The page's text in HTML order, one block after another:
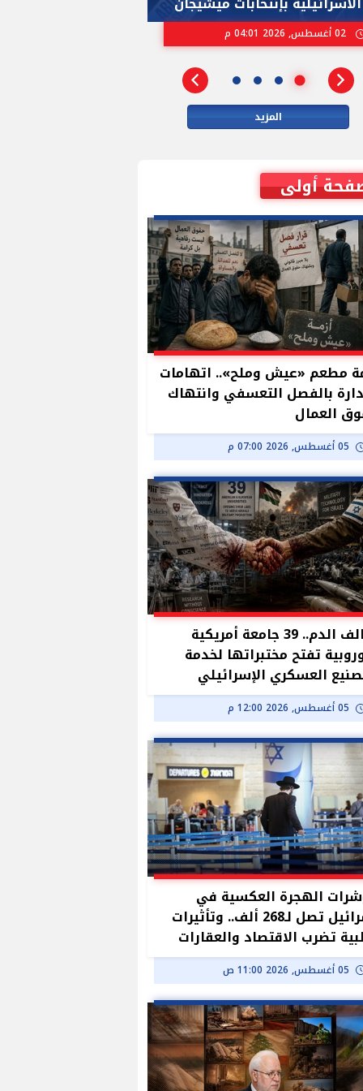
المزيد
أولى
مطعم «عيش وملح».. اتهامات
بالفصل التعسفي وانتهاك
العمال
05 أغسطس, 2026 07:00 م
تحالف الدم.. 39 جامعة أمريكية
تفتح مختبراتها لخدمة
العسكري الإسرائيلي
05 أغسطس, 2026 12:00 م
الهجرة العكسية في
إسرائيل تصل لـ268 ألف.. وتأثيرات
تضرب الاقتصاد والعقارات
05 أغسطس, 2026 11:00 ص